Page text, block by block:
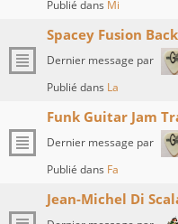
Publié dans Mi
Spacey Fusion
Dernier message par
Publié dans La
Funk Guitar Jam
Dernier message par
Publié dans Fa
Jean-Michel Di